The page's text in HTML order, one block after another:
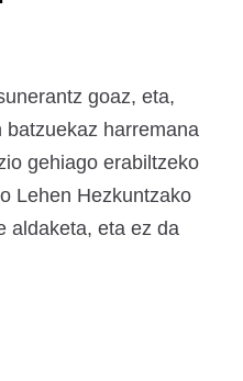
goaz, eta,
batzuekaz harremana
gehiago erabiltzeko
Lehen Hezkuntzako
aldaketa, eta ez da